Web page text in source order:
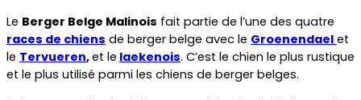
Le Berger Belge Malinois
races de chiens de berger belge avec le Groenendael et
le Tervueren, et le laekenois. C’est le chien le plus rustique
et le plus utilisé parmi les chiens de berger belges.